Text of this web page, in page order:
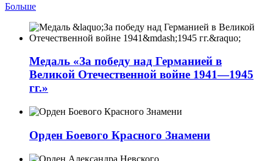
Больше
Медаль «За победу над Германией в
Великой Отечественной войне 1941—1945
гг.»
Орден Боевого Красного Знамени